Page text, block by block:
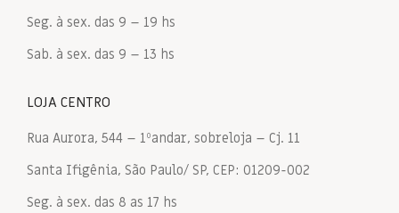
Seg. à sex. das 9 – 19 hs
Sab. à sex. das 9 – 13 hs
LOJA CENTRO
Rua Aurora, 544 – 1ºandar, sobreloja – Cj. 11
Santa Ifigênia, São Paulo/ SP, CEP: 01209-002
Seg. à sex. das 8 as 17 hs